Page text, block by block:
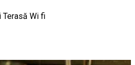
Terasă Wi fi